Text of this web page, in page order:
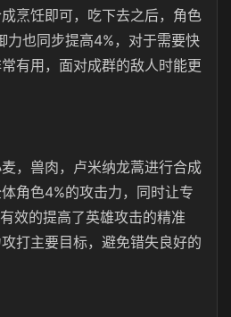
烹饪即可，吃下去之后，角色
力也同步提高4%，对于需要快
有用，面对成群的敌人时能更
，兽肉，卢米纳龙蒿进行合成
角色4%的攻击力，同时让专
效的提高了英雄攻击的精准
打主要目标，避免错失良好的